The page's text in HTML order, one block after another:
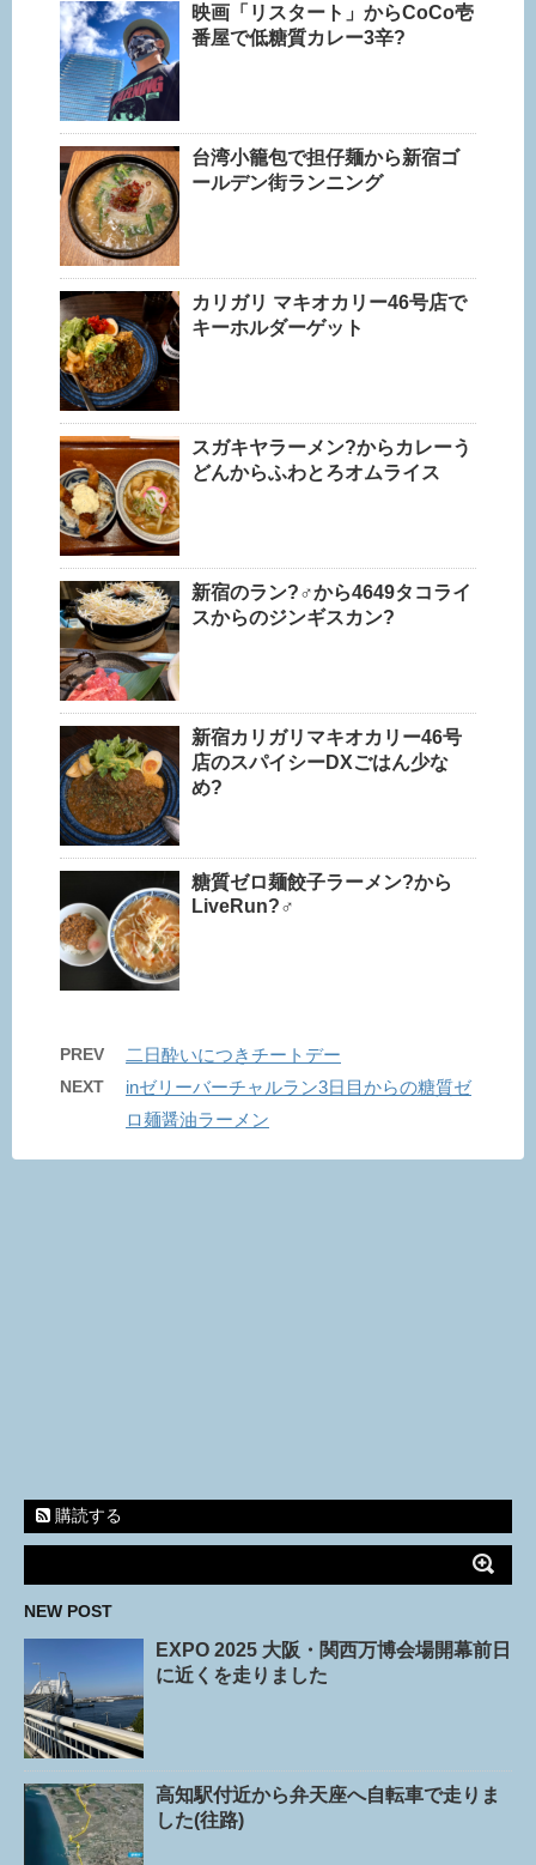
映画「リスタート」からCoCo壱
番屋で低糖質カレー3辛?
台湾小籠包で担仔麺から新宿ゴ
ールデン街ランニング
カリガリ マキオカリー46号店で
キーホルダーゲット
スガキヤラーメン?からカレーう
どんからふわとろオムライス
新宿のラン?‍♂️から4649タコライ
スからのジンギスカン?
新宿カリガリマキオカリー46号
店のスパイシーDXごはん少な
め?
糖質ゼロ麺餃子ラーメン?から
LiveRun?‍♂️
PREV 二日酔いにつきチートデー
NEXT
inゼリーバーチャルラン3日目からの糖質ゼ
ロ麺醤油ラーメン
購読する
NEW POST
EXPO 2025 大阪・関西万博会場開幕前日
に近くを走りました
高知駅付近から弁天座へ自転車で走りま
した(往路)